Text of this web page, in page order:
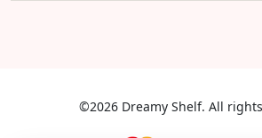
©2026 Dreamy Shelf. All